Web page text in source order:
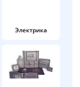
Электрика
раз в 2